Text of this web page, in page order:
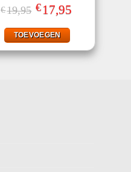
Gewaardeerd
5.00uit 5
€19,95 Oorspronkelijke
prijs
€19,95.
€ 17,95prijs
TOEVOEGEN